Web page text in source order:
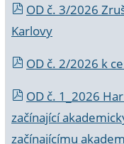
OD č. 3/2026
Karlovy
OD č. 2/2026 k
OD č. 1_2026
začínající
začínajícímu